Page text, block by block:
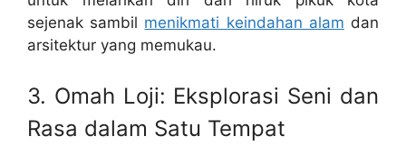
sejenak sambil menikmati keindahan alam dan
arsitektur yang memukau.
3. Omah Loji: Eksplorasi Seni dan
Rasa dalam Satu Tempat